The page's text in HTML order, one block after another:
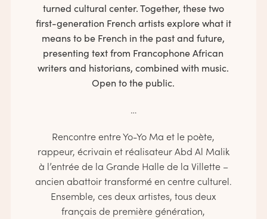
turned cultural center. Together, these two
first-generation French artists explore what it
means to be French in the past and future,
presenting text from Francophone African
writers and historians, combined with music.
Open to the public.
…
Rencontre entre Yo-Yo Ma et le poète,
rappeur, écrivain et réalisateur Abd Al Malik
à l’entrée de la Grande Halle de la Villette –
ancien abattoir transformé en centre culturel.
Ensemble, ces deux artistes, tous deux
français de première génération,